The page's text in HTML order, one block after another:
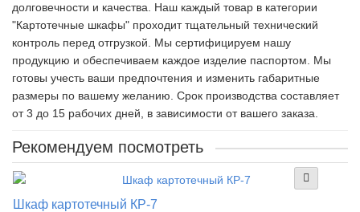
долговечности и качества. Наш каждый товар в категории
"Картотечные шкафы" проходит тщательный технический
контроль перед отгрузкой. Мы сертифицируем нашу
продукцию и обеспечиваем каждое изделие паспортом. Мы
готовы учесть ваши предпочтения и изменить габаритные
размеры по вашему желанию. Срок производства составляет
от 3 до 15 рабочих дней, в зависимости от вашего заказа.
Рекомендуем посмотреть
Шкаф картотечный КР-7